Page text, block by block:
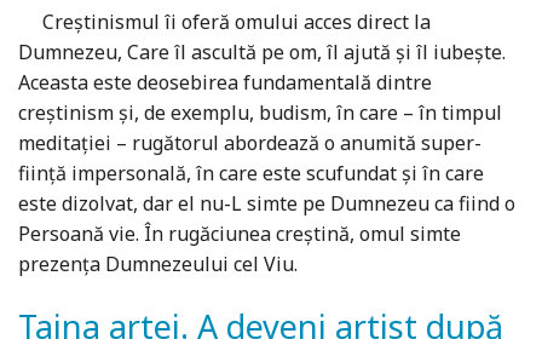
Creştinismul îi oferă omului acces direct la
Dumnezeu, Care îl ascultă pe om, îl ajută şi îl iubeşte.
Aceasta este deosebirea fundamentală dintre
creştinism şi, de exemplu, budism, în care – în timpul
meditaţiei – rugătorul abordează o anumită super-
fiinţă impersonală, în care este scufundat şi în care
este dizolvat, dar el nu-L simte pe Dumnezeu ca fiind o
Persoană vie. În rugăciunea creştină, omul simte
prezenţa Dumnezeului cel Viu.
Taina artei. A deveni artist după